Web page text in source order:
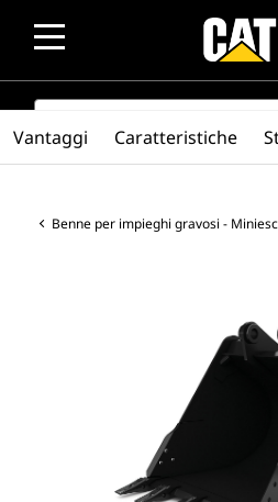
SEARCH
Benne per impieghi gravosi -
Vantaggi Caratteristiche